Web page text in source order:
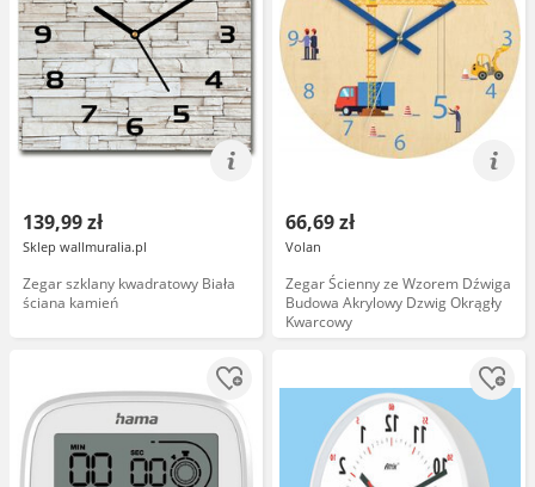
139,99 zł
Sklep wallmuralia.pl
Zegar szklany kwadratowy Biała
ściana kamień
66,69 zł
Volan
Zegar Ścienny ze Wzorem Dźwiga
Budowa Akrylowy Dzwig Okrągły
Kwarcowy